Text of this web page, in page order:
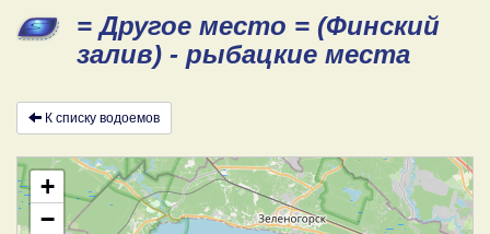
= Другое место = (Финский
залив) - рыбацкие места
К списку водоемов
+
−